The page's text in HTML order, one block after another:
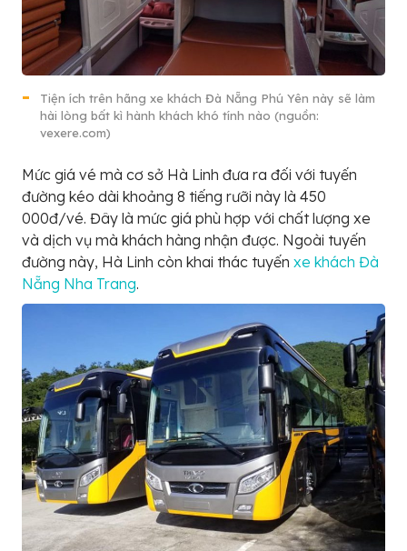
Tiện ích trên hãng xe khách Đà Nẵng Phú Yên này sẽ làm
hài lòng bất kì hành khách khó tính nào (nguồn:
vexere.com)
Mức giá vé mà cơ sở Hà Linh đưa ra đối với tuyến
đường kéo dài khoảng 8 tiếng rưỡi này là 450
000đ/vé. Đây là mức giá phù hợp với chất lượng xe
và dịch vụ mà khách hàng nhận được. Ngoài tuyến
đường này, Hà Linh còn khai thác tuyến xe khách Đà
Nẵng Nha Trang.